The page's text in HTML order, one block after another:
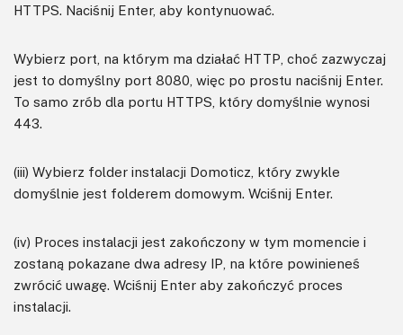
HTTPS. Naciśnij Enter, aby kontynuować.
Wybierz port, na którym ma działać HTTP, choć zazwyczaj
jest to domyślny port 8080, więc po prostu naciśnij Enter.
To samo zrób dla portu HTTPS, który domyślnie wynosi
443.
(iii) Wybierz folder instalacji Domoticz, który zwykle
domyślnie jest folderem domowym. Wciśnij Enter.
(iv) Proces instalacji jest zakończony w tym momencie i
zostaną pokazane dwa adresy IP, na które powinieneś
zwrócić uwagę. Wciśnij Enter aby zakończyć proces
instalacji.